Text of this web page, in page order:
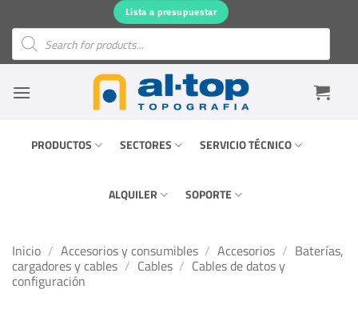
contenido
Lista a presupuestar
Búsqueda
productos
PRODUCTOS SECTORES SERVICIO TÉCNICO
ALQUILER SOPORTE
Inicio / Accesorios y consumibles / Accesorios / Baterías,
cargadores y cables / Cables / Cables de datos y
configuración